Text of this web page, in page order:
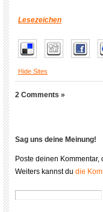
Lesezeichen
Hide Sites
2 Comments »
Sag uns deine Meinung!
Poste deinen Kommentar,
Weiters kannst du die